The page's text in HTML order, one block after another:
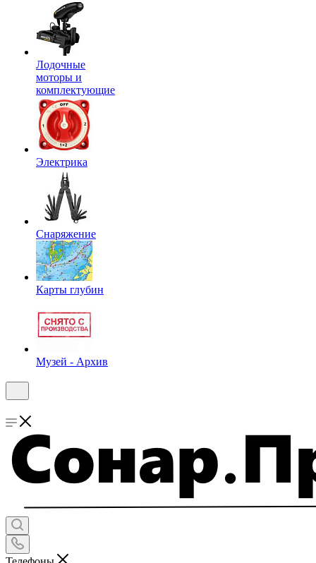
Лодочные
моторы и
комплектующие
Электрика
Снаряжение
Карты глубин
Музей - Архив